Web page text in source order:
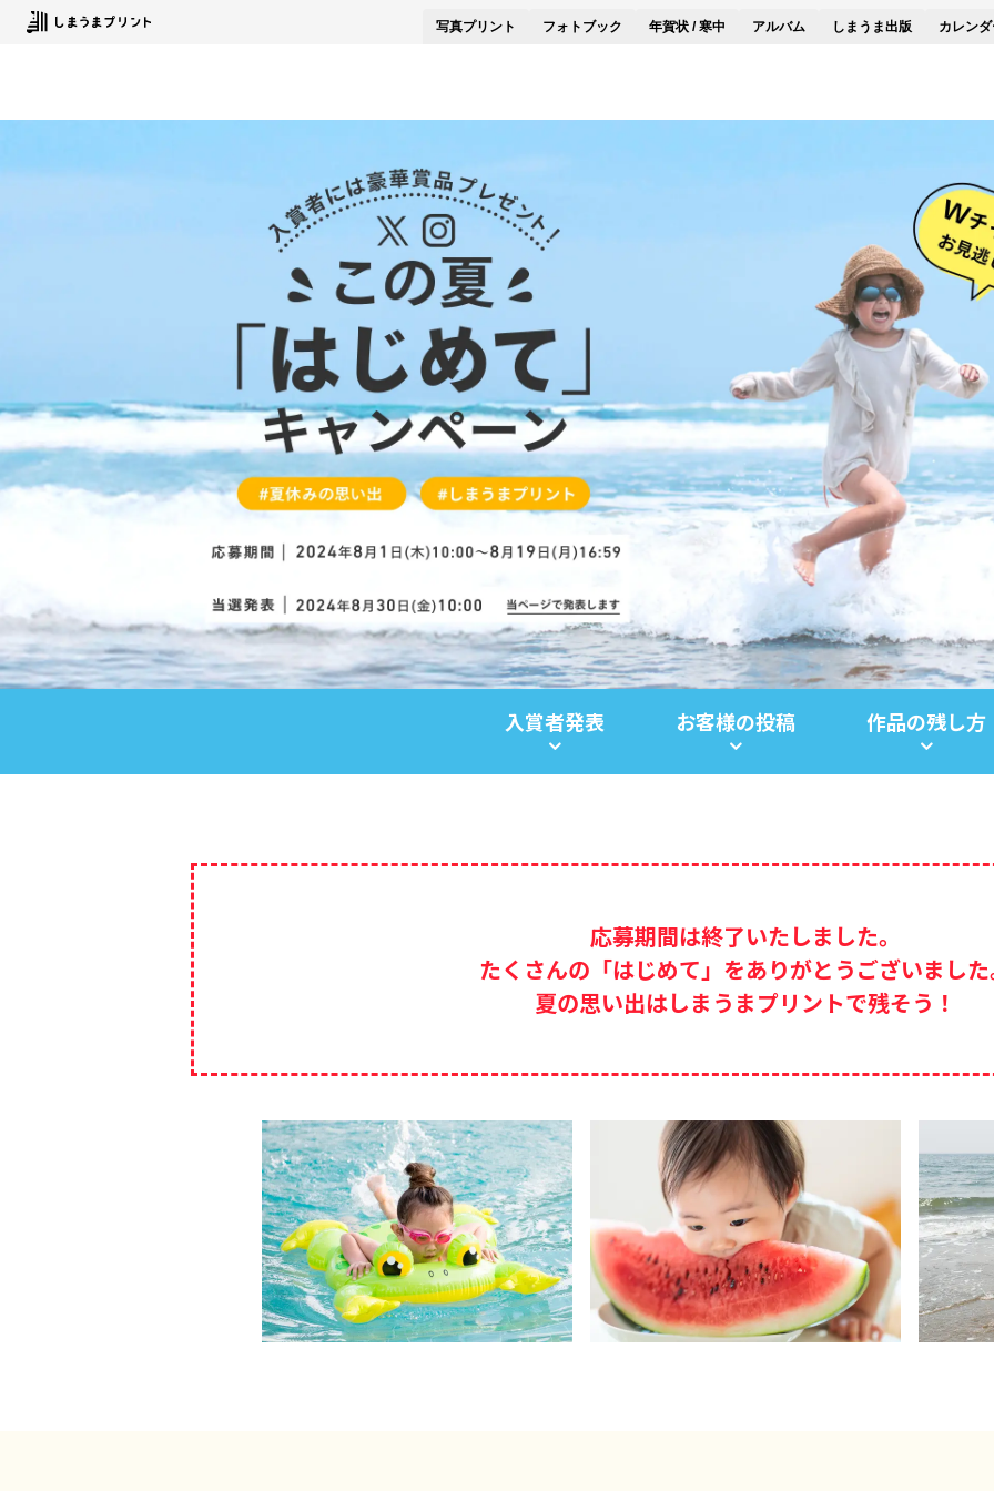
写真プリント フォトブック 年賀状 / 寒中 アルバム しまうま出版 カレン
入賞者発表 お客様の投稿 作品の残し方
応募期間は終了いたしました。
たくさんの「はじめて」をありがとうございまし
夏の思い出はしまうまプリントで残そう！